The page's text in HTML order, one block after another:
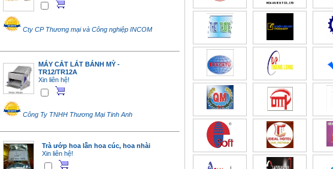
Cty CP Thương mại và Công nghiệp INCOM
MÁY CẮT LÁT BÁNH MỲ -
TR12/TR12A
Xin liên hệ!
Công Ty TNHH Thương Mại Tinh Anh
Trà ướp hoa lẫn hoa cúc, hoa nhài
Xin liên hệ!